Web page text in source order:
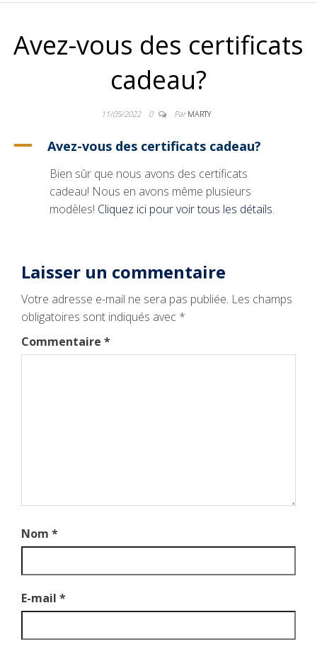
ANNICK ST-
JEAN
Avez-vous des certificats
cadeau?
11/05/2022 0 ParMARTY
A Avez-vous des certificats cadeau?
Bien sûr que nous avons des certificats
cadeau! Nous en avons même plusieurs
modèles! Cliquez ici pour voir tous les détails.
Laisser un commentaire
Votre adresse e-mail ne sera pas publiée. Les champs
obligatoires sont indiqués avec *
Commentaire *
Nom *
E-mail *